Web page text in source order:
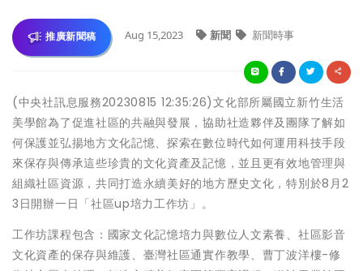
推廣新聞稿 Aug 15,2023 新聞 新聞時事
(中央社訊息服務20230815 12:35:26)文化部所屬國立新竹生活
美學館為了促進社區的共融與發展，協助社造夥伴及團隊了解如
何保護並弘揚地方文化記憶、探索在數位時代如何運用科技手段
來保存與傳承這些珍貴的文化資產及記憶，並且更有效地管理與
組織社區資源，共同打造永續美好的地方歷史文化，特別於8月2
3日開辦一日「社區up培力工作坊」。
工作坊課程包含：國家文化記憶培力與數位人文素養、社區影音
文化資產的保存與維護、臺灣社區通實作教學、曹丁波洋樓-修